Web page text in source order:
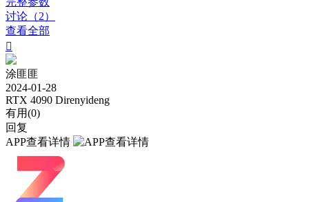
讨论（2）
查看全部

涂匪匪
2024-01-28
RTX 4090 Direnyideng
有用(0)
回复
APP查看详情